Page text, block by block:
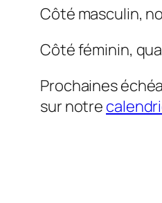
Côté masculin,
Côté féminin,
Prochaines
sur notre